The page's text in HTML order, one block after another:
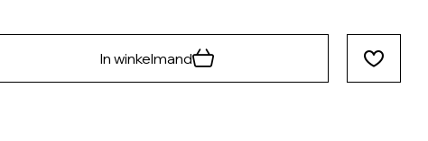
In winkelmand